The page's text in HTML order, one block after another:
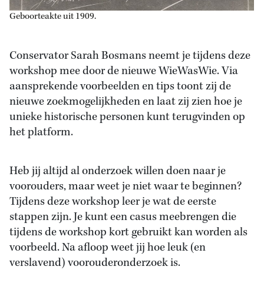
Geboorteakte uit 1909.
Conservator Sarah Bosmans neemt je tijdens deze
workshop mee door de nieuwe WieWasWie. Via
aansprekende voorbeelden en tips toont zij de
nieuwe zoekmogelijkheden en laat zij zien hoe je
unieke historische personen kunt terugvinden op
het platform.
Heb jij altijd al onderzoek willen doen naar je
voorouders, maar weet je niet waar te beginnen?
Tijdens deze workshop leer je wat de eerste
stappen zijn. Je kunt een casus meebrengen die
tijdens de workshop kort gebruikt kan worden als
voorbeeld. Na afloop weet jij hoe leuk (en
verslavend) voorouderonderzoek is.